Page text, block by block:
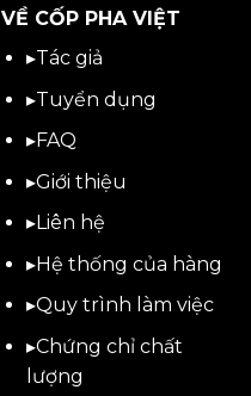
VỀ CỐP PHA VIỆT
▸Tác giả
▸Tuyển dụng
▸FAQ
▸Giới thiệu
▸Liên hệ
▸Hệ thống của hàng
▸Quy trình làm việc
▸Chứng chỉ chất
lượng